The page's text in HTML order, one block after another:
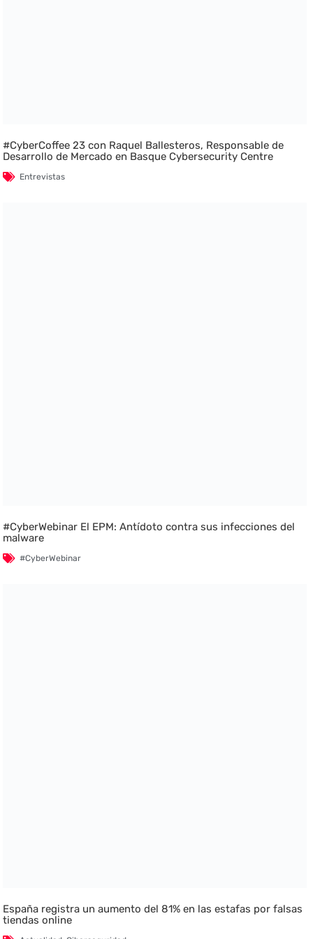
#CyberCoffee 23 con Raquel Ballesteros, Responsable de
Desarrollo de Mercado en Basque Cybersecurity Centre
Entrevistas
#CyberWebinar El EPM: Antídoto contra sus infecciones del
malware
#CyberWebinar
España registra un aumento del 81% en las estafas por falsas
tiendas online